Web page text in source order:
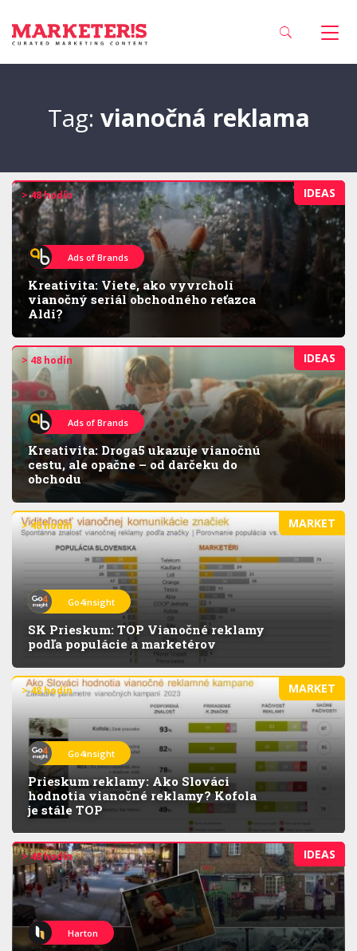
Tag: vianočná reklama
IDEAS
> 48 hodín
Ads of Brands
Kreativita: Viete, ako vyvrcholí
vianočný seriál obchodného reťazca
Aldi?
IDEAS
> 48 hodín
Ads of Brands
Kreativita: Droga5 ukazuje vianočnú
cestu, ale opačne – od darčeku do
obchodu
MARKET
> 48 hodín
Go4insight
SK Prieskum: TOP Vianočné reklamy
podľa populácie a marketérov
MARKET
> 48 hodín
Go4insight
Prieskum reklamy: Ako Slováci
hodnotia vianočné reklamy? Kofola
je stále TOP
IDEAS
> 48 hodín
Harton